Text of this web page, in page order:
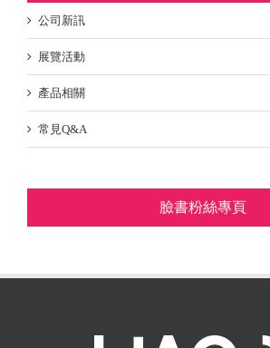
公司新訊
展覽活動
產品相關
常見Q&A
臉書粉絲專頁